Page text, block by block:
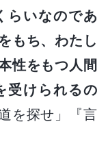
らいなのであ
もち、わたし
性をもつ人間
受けられるの
を探せ」『言